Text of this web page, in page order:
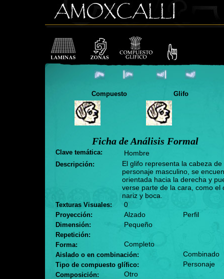
Compuesto Glifo
Ficha de Análisis Formal
Clave temática: Hombre
Descripción:
El glifo representa la cabeza de
personaje masculino, se
orientada hacia la derecha y
verse parte de la cara, como el
nariz y boca.
Texturas Visuales: 0
Proyección: Alzado Perfil
Dimensión: Pequeño
Repetición:
Forma:
Completo
Aislado o en combinación: Combinado
Tipo de compuesto glífico: Personaje
Composición: Otro